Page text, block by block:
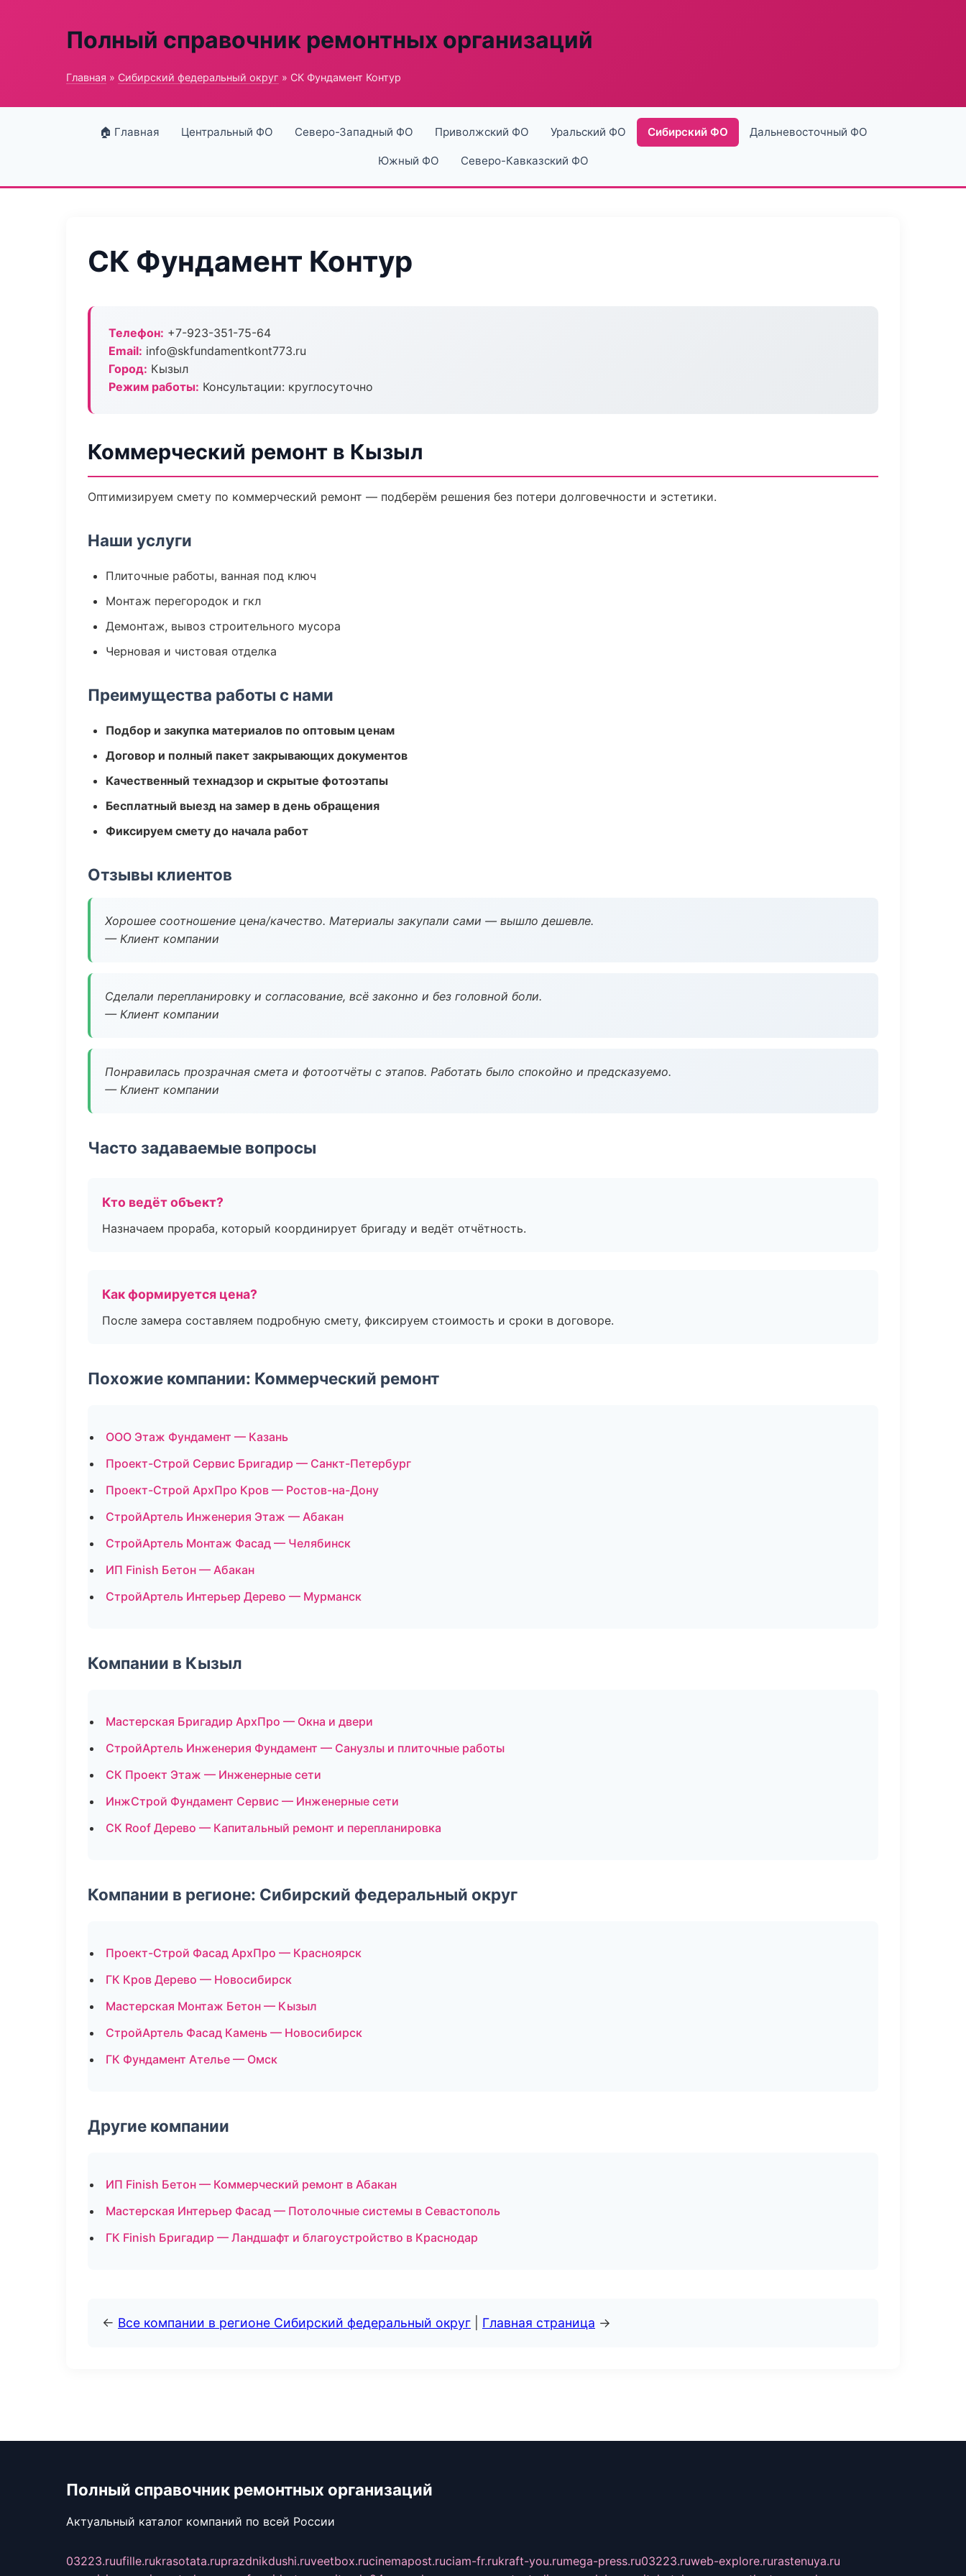
Полный справочник ремонтных организаций
Главная » Сибирский федеральный округ » СК Фундамент Контур
🏠 Главная Центральный ФО Северо-Западный ФО Приволжский ФО Уральский ФО Сибирский ФО Дальневосточный ФО
Южный ФО Северо-Кавказский ФО
СК Фундамент Контур
Телефон: +7-923-351-75-64
Email: info@skfundamentkont773.ru
Город: Кызыл
Режим работы: Консультации: круглосуточно
Коммерческий ремонт в Кызыл
Оптимизируем смету по коммерческий ремонт — подберём решения без потери долговечности и эстетики.
Наши услуги
Плиточные работы, ванная под ключ
Монтаж перегородок и гкл
Демонтаж, вывоз строительного мусора
Черновая и чистовая отделка
Преимущества работы с нами
Подбор и закупка материалов по оптовым ценам
Договор и полный пакет закрывающих документов
Качественный технадзор и скрытые фотоэтапы
Бесплатный выезд на замер в день обращения
Фиксируем смету до начала работ
Отзывы клиентов
Хорошее соотношение цена/качество. Материалы закупали сами — вышло дешевле.
— Клиент компании
Сделали перепланировку и согласование, всё законно и без головной боли.
— Клиент компании
Понравилась прозрачная смета и фотоотчёты с этапов. Работать было спокойно и предсказуемо.
— Клиент компании
Часто задаваемые вопросы
Кто ведёт объект?
Назначаем прораба, который координирует бригаду и ведёт отчётность.
Как формируется цена?
После замера составляем подробную смету, фиксируем стоимость и сроки в договоре.
Похожие компании: Коммерческий ремонт
ООО Этаж Фундамент — Казань
Проект-Строй Сервис Бригадир — Санкт-Петербург
Проект-Строй АрхПро Кров — Ростов-на-Дону
СтройАртель Инженерия Этаж — Абакан
СтройАртель Монтаж Фасад — Челябинск
ИП Finish Бетон — Абакан
СтройАртель Интерьер Дерево — Мурманск
Компании в Кызыл
Мастерская Бригадир АрхПро — Окна и двери
СтройАртель Инженерия Фундамент — Санузлы и плиточные работы
СК Проект Этаж — Инженерные сети
ИнжСтрой Фундамент Сервис — Инженерные сети
СК Roof Дерево — Капитальный ремонт и перепланировка
Компании в регионе: Сибирский федеральный округ
Проект-Строй Фасад АрхПро — Красноярск
ГК Кров Дерево — Новосибирск
Мастерская Монтаж Бетон — Кызыл
СтройАртель Фасад Камень — Новосибирск
ГК Фундамент Ателье — Омск
Другие компании
ИП Finish Бетон — Коммерческий ремонт в Абакан
Мастерская Интерьер Фасад — Потолочные системы в Севастополь
ГК Finish Бригадир — Ландшафт и благоустройство в Краснодар
← Все компании в регионе Сибирский федеральный округ Главная страница →
Полный справочник ремонтных организаций
Актуальный каталог компаний по всей России
03223.ruufille.rukrasotata.ruprazdnikdushi.ruveetbox.rucinemapost.ruciam-fr.rukraft-you.rumega-press.ru03223.ruweb-explore.rurastenuya.ru